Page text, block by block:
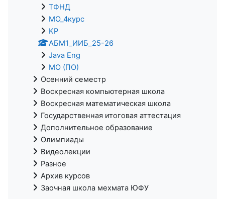
ТФНД
МО_4курс
KP
АБМ1_ИИБ_25-26
Java Eng
МО (ПО)
Осенний семестр
Воскресная компьютерная школа
Воскресная математическая школа
Государственная итоговая аттестация
Дополнительное образование
Олимпиады
Видеолекции
Разное
Архив курсов
Заочная школа мехмата ЮФУ